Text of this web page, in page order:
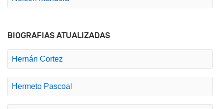
BIOGRAFIAS ATUALIZADAS
Hernán Cortez
Hermeto Pascoal